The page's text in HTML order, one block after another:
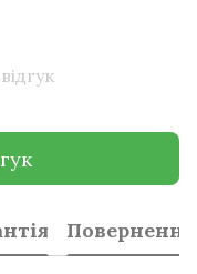
Повернення